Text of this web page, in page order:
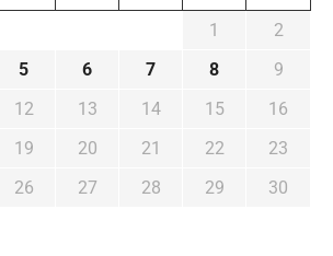
1
2
5 6 7 8
9
12 13 14 15
16
19 20 21 22
23
26 27 28 29
30